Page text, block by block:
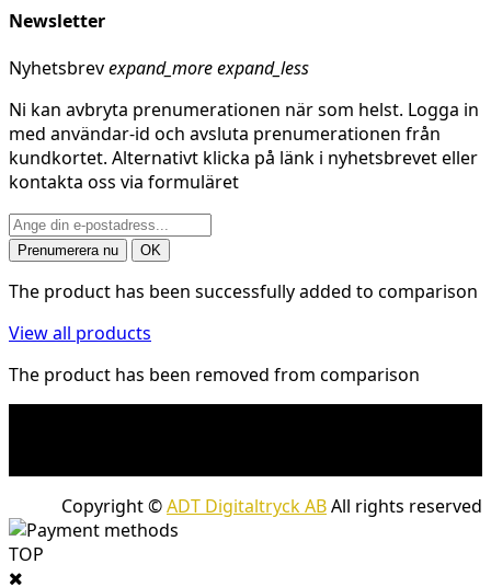
Newsletter
Nyhetsbrevexpand_moreexpand_less
Ni kan avbryta prenumerationen när som helst. Logga in
med användar-id och avsluta prenumerationen från
kundkortet. Alternativt klicka på länk i nyhetsbrevet eller
kontakta oss via formuläret
The product has been successfully added to comparison
View all products
The product has been removed from comparison
Copyright ©ADT Digitaltryck ABAll rights reserved
TOP